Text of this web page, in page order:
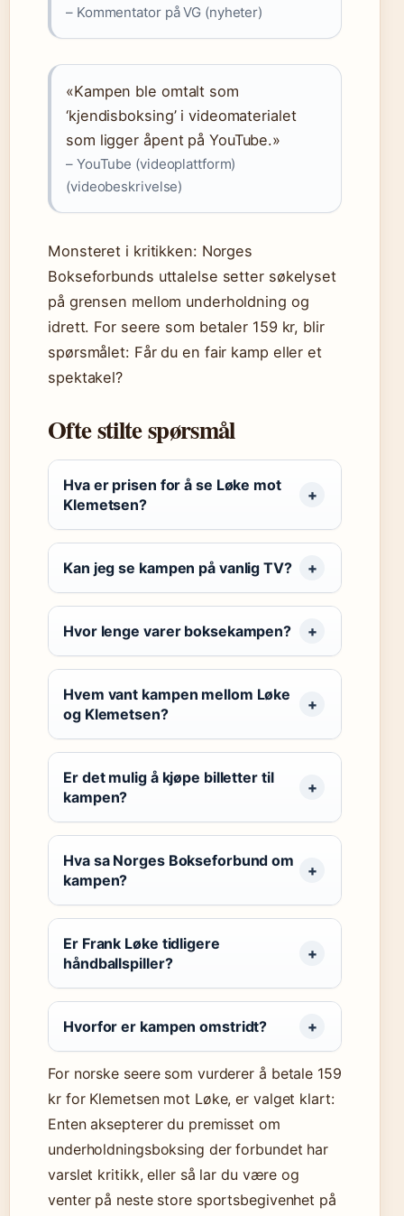
– Kommentator på VG (nyheter)
«Kampen ble omtalt som
‘kjendisboksing’ i videomaterialet
som ligger åpent på YouTube.»
– YouTube (videoplattform)
(videobeskrivelse)
Monsteret i kritikken: Norges
Bokseforbunds uttalelse setter søkelyset
på grensen mellom underholdning og
idrett. For seere som betaler 159 kr, blir
spørsmålet: Får du en fair kamp eller et
spektakel?
Ofte stilte spørsmål
Hva er prisen for å se Løke mot
Klemetsen?
Kan jeg se kampen på vanlig TV?
Hvor lenge varer boksekampen?
Hvem vant kampen mellom Løke
og Klemetsen?
Er det mulig å kjøpe billetter til
kampen?
Hva sa Norges Bokseforbund om
kampen?
Er Frank Løke tidligere
håndballspiller?
Hvorfor er kampen omstridt?
For norske seere som vurderer å betale 159
kr for Klemetsen mot Løke, er valget klart:
Enten aksepterer du premisset om
underholdningsboksing der forbundet har
varslet kritikk, eller så lar du være og
venter på neste store sportsbegivenhet på